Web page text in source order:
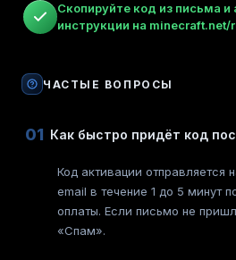
Скопируйте код из письма и
инструкции на minecraft.net/
ЧАСТЫЕ ВОПРОСЫ
01 Как быстро придёт код
Код активации отправляется
email в течение 1 до 5 минут
оплаты. Если письмо не
«Спам».